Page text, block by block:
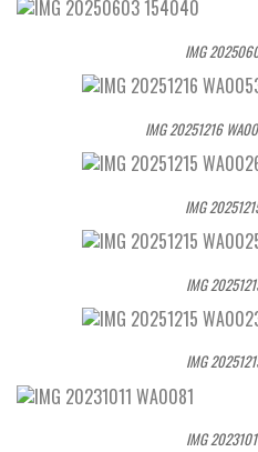
IMG
IMG 20251216
IMG
IMG
IMG
IMG